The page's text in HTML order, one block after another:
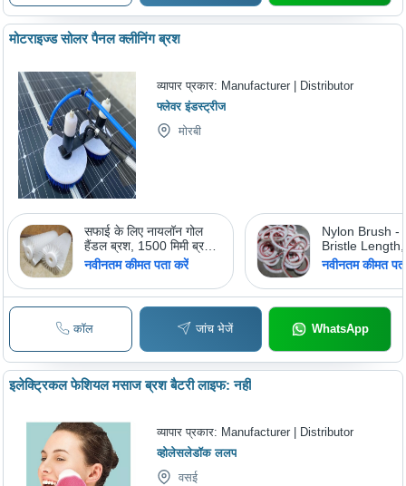
मोटराइज्ड सोलर पैनल क्लीनिंग ब्रश
व्यापार प्रकार: Manufacturer | Distributor
फ्लेवर इंडस्ट्रीज
मोरबी
सफाई के लिए नायलॉन गोल
हैंडल ब्रश, 1500 मिमी ब्रश
की लंबाई ग्रेड: अभिकर्मक ग्रेड
नवीनतम कीमत पता करें
Nylon Brush -
Bristle
Stiffness, Red
Cleaning
नवीनतम कीमत
कॉल जांच भेजें WhatsApp
इलेक्ट्रिकल फेशियल मसाज ब्रश बैटरी लाइफ: नहीं
व्यापार प्रकार: Manufacturer | Distributor
व्होलेसलेडॉक ललप
वसई